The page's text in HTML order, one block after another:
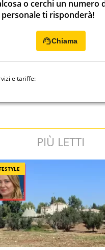
o cerchi un numero
ti risponderà!
Chiama
e tariffe:
PIÙ LETTI